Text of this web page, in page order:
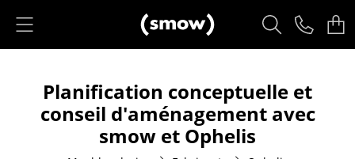
Sièges
Chaises de cuisine & salle à manger
Planification conceptuelle et
conseil d'aménagement avec
smow et Ophelis